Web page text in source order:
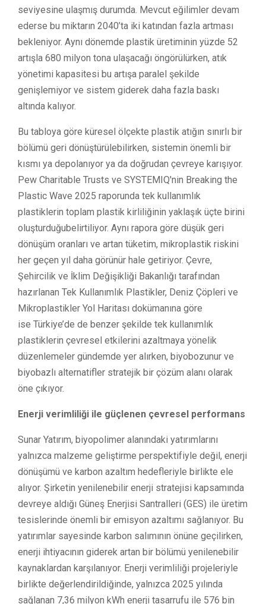
seviyesine ulaşmış durumda. Mevcut eğilimler devam
ederse bu miktarın 2040’ta iki katından fazla artması
bekleniyor. Aynı dönemde plastik üretiminin yüzde 52
artışla 680 milyon tona ulaşacağı öngörülürken, atık
yönetimi kapasitesi bu artışa paralel şekilde
genişlemiyor ve sistem giderek daha fazla baskı
altında kalıyor.
Bu tabloya göre küresel ölçekte plastik atığın sınırlı bir
bölümü geri dönüştürülebilirken, sistemin önemli bir
kısmı ya depolanıyor ya da doğrudan çevreye karışıyor.
Pew Charitable Trusts ve SYSTEMIQ'nin Breaking the
Plastic Wave 2025 raporunda tek kullanımlık
plastiklerin toplam plastik kirliliğinin yaklaşık üçte birini
oluşturduğubelirtiliyor. Aynı rapora göre düşük geri
dönüşüm oranları ve artan tüketim, mikroplastik riskini
her geçen yıl daha görünür hale getiriyor. Çevre,
Şehircilik ve İklim Değişikliği Bakanlığı tarafından
hazırlanan Tek Kullanımlık Plastikler, Deniz Çöpleri ve
Mikroplastikler Yol Haritası dokümanına göre
ise Türkiye’de de benzer şekilde tek kullanımlık
plastiklerin çevresel etkilerini azaltmaya yönelik
düzenlemeler gündemde yer alırken, biyobozunur ve
biyobazlı alternatifler stratejik bir çözüm alanı olarak
öne çıkıyor.
Enerji verimliliği ile güçlenen çevresel performans
Sunar Yatırım, biyopolimer alanındaki yatırımlarını
yalnızca malzeme geliştirme perspektifiyle değil, enerji
dönüşümü ve karbon azaltım hedefleriyle birlikte ele
alıyor. Şirketin yenilenebilir enerji stratejisi kapsamında
devreye aldığı Güneş Enerjisi Santralleri (GES) ile üretim
tesislerinde önemli bir emisyon azaltımı sağlanıyor. Bu
yatırımlar sayesinde karbon salımının önüne geçilirken,
enerji ihtiyacının giderek artan bir bölümü yenilenebilir
kaynaklardan karşılanıyor. Enerji verimliliği projeleriyle
birlikte değerlendirildiğinde, yalnızca 2025 yılında
sağlanan 7,36 milyon kWh enerji tasarrufu ile 576 bin